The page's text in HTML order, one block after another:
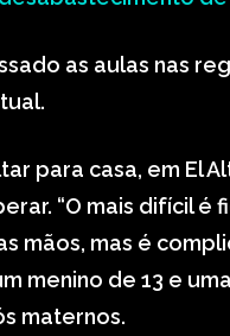
as aulas nas
para casa, em El
“O mais difícil é
mãos, mas é
menino de 13 e
maternos.